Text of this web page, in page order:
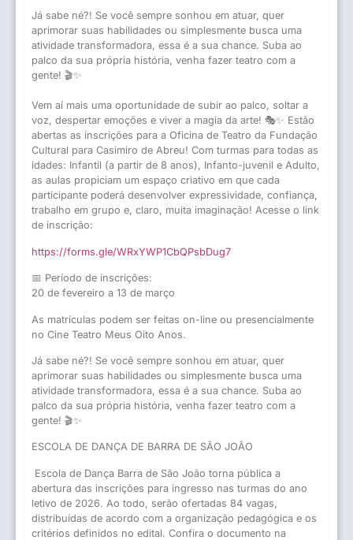
Já sabe né?! Se você sempre sonhou em atuar, quer
aprimorar suas habilidades ou simplesmente busca uma
atividade transformadora, essa é a sua chance. Suba ao
palco da sua própria história, venha fazer teatro com a
gente! 🎬✨
Vem aí mais uma oportunidade de subir ao palco, soltar a
voz, despertar emoções e viver a magia da arte! 🎭✨ Estão
abertas as inscrições para a Oficina de Teatro da Fundação
Cultural para Casimiro de Abreu! Com turmas para todas as
idades: Infantil (a partir de 8 anos), Infanto-juvenil e Adulto,
as aulas propiciam um espaço criativo em que cada
participante poderá desenvolver expressividade, confiança,
trabalho em grupo e, claro, muita imaginação! Acesse o link
de inscrição:
https://forms.gle/WRxYWP1CbQPsbDug7
📅 Período de inscrições:
20 de fevereiro a 13 de março
As matrículas podem ser feitas on-line ou presencialmente
no Cine Teatro Meus Oito Anos.
Já sabe né?! Se você sempre sonhou em atuar, quer
aprimorar suas habilidades ou simplesmente busca uma
atividade transformadora, essa é a sua chance. Suba ao
palco da sua própria história, venha fazer teatro com a
gente! 🎬✨
ESCOLA DE DANÇA DE BARRA DE SÃO JOÃO
Escola de Dança Barra de São João torna pública a
abertura das inscrições para ingresso nas turmas do ano
letivo de 2026. Ao todo, serão ofertadas 84 vagas,
distribuídas de acordo com a organização pedagógica e os
critérios definidos no edital. Confira o documento na